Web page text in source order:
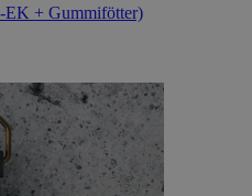
EK + Gummifötter)